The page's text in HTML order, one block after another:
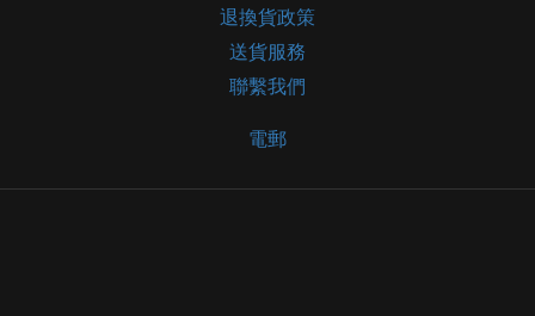
退換貨政策
送貨服務
聯繫我們
電郵